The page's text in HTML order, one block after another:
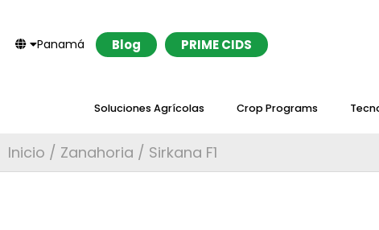
Panamá Blog PRIME CIDS
Soluciones Agrícolas Crop Programs
Inicio / Zanahoria / Sirkana F1